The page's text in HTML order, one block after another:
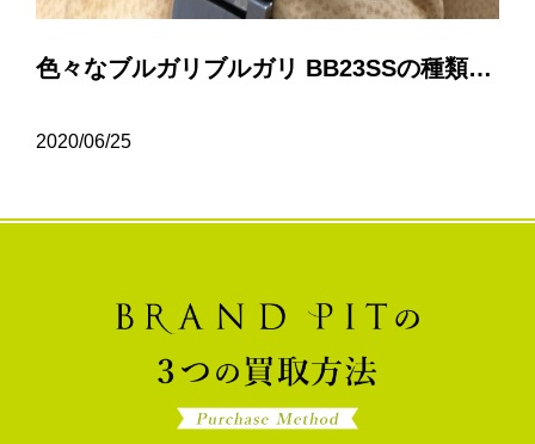
色々なブルガリブルガリ BB23SSの種類について…
2020/06/25